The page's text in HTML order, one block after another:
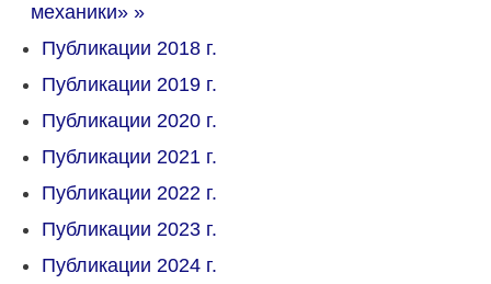
механики» »
Публикации 2018 г.
Публикации 2019 г.
Публикации 2020 г.
Публикации 2021 г.
Публикации 2022 г.
Публикации 2023 г.
Публикации 2024 г.